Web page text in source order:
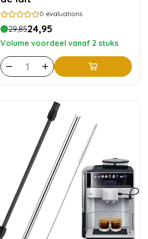
0 évaluations
29,8524,95
Volume voordeel vanaf 2 stuks